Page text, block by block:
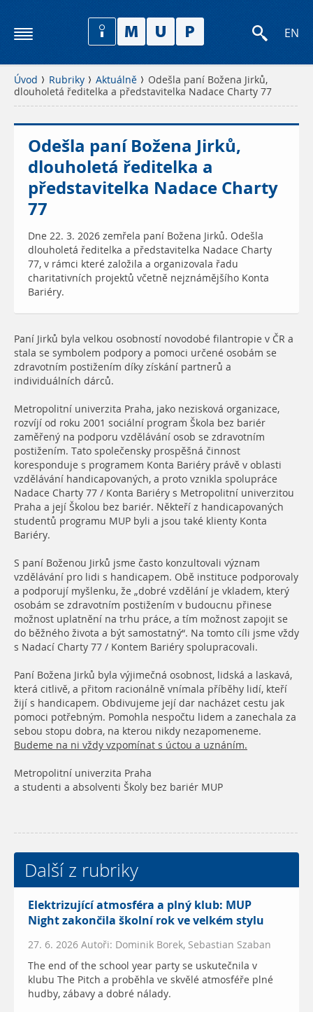
EN
Úvod Rubriky Aktuálně
Odešla paní Božena Jirků,
dlouholetá ředitelka a představitelka Nadace Charty 77
Odešla paní Božena Jirků,
dlouholetá ředitelka a
představitelka Nadace Charty
77
Dne 22. 3. 2026 zemřela paní Božena Jirků. Odešla
dlouholetá ředitelka a představitelka Nadace Charty
77, v rámci které založila a organizovala řadu
charitativních projektů včetně nejznámějšího Konta
Bariéry.
Paní Jirků byla velkou osobností novodobé filantropie v ČR a
stala se symbolem podpory a pomoci určené osobám se
zdravotním postižením díky získání partnerů a
individuálních dárců.
Metropolitní univerzita Praha, jako nezisková organizace,
rozvíjí od roku 2001 sociální program Škola bez bariér
zaměřený na podporu vzdělávání osob se zdravotním
postižením. Tato společensky prospěšná činnost
koresponduje s programem Konta Bariéry právě v oblasti
vzdělávání handicapovaných, a proto vznikla spolupráce
Nadace Charty 77 / Konta Bariéry s Metropolitní univerzitou
Praha a její Školou bez bariér. Někteří z handicapovaných
studentů programu MUP byli a jsou také klienty Konta
Bariéry.
S paní Boženou Jirků jsme často konzultovali význam
vzdělávání pro lidi s handicapem. Obě instituce podporovaly
a podporují myšlenku, že „dobré vzdělání je vkladem, který
osobám se zdravotním postižením v budoucnu přinese
možnost uplatnění na trhu práce, a tím možnost zapojit se
do běžného života a být samostatný“. Na tomto cíli jsme vždy
s Nadací Charty 77 / Kontem Bariéry spolupracovali.
Paní Božena Jirků byla výjimečná osobnost, lidská a laskavá,
která citlivě, a přitom racionálně vnímala příběhy lidí, kteří
žijí s handicapem. Obdivujeme její dar nacházet cestu jak
pomoci potřebným. Pomohla nespočtu lidem a zanechala za
sebou stopu dobra, na kterou nikdy nezapomeneme.
Budeme na ni vždy vzpomínat s úctou a uznáním.
Metropolitní univerzita Praha
a studenti a absolventi Školy bez bariér MUP
Další z rubriky
Elektrizující atmosféra a plný klub: MUP
Night zakončila školní rok ve velkém stylu
27. 6. 2026 Autoři: Dominik Borek, Sebastian Szaban
The end of the school year party se uskutečnila v
klubu The Pitch a proběhla ve skvělé atmosféře plné
hudby, zábavy a dobré nálady.